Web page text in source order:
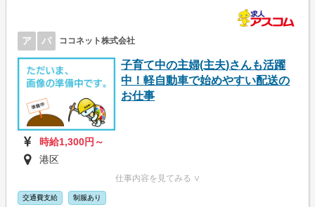
ア パ ココネット株式会社
子育て中の主婦(主夫)さんも活躍
中！軽自動車で始めやすい配送の
お仕事
時給1,300円～
港区
仕事内容を見てみる ∨
交通費支給 制服あり